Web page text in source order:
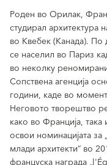
Роден во Орилак,
студирал
во Квебек (Канада).
се населил во Париз
во неколку
Сопствена агенција
години, каде во
Неговото творештво
како во Франција,
освои номинацијата за
млади архитекти“ во